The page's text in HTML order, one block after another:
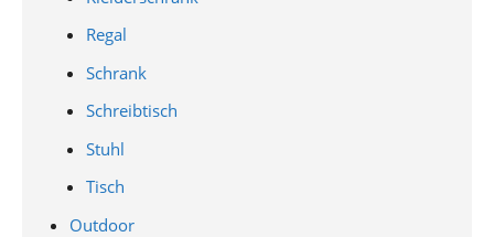
Regal
Schrank
Schreibtisch
Stuhl
Tisch
Outdoor